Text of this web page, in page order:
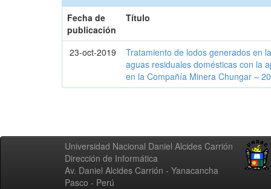
Fecha de
publicación
Título
23-oct-2019
Tratamiento de lodos generados en
aguas residuales domésticas con la
en la Compañía Minera Chungar –
Universidad Nacional Daniel Alcides Carrión
Dirección de Informática
Av. Daniel Alcides Carrión - Yanacancha
Pasco - Perú